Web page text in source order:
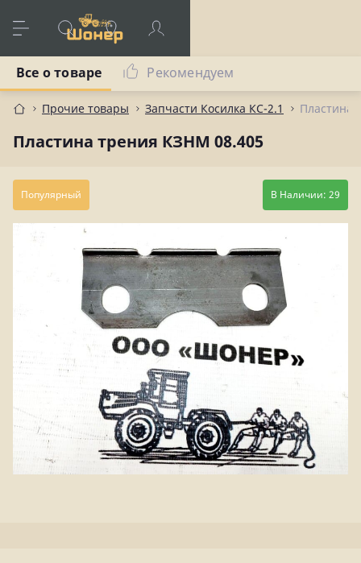
Прочие товары Запчасти Косилка КС-2.1 Пластина
Пластина трения КЗНМ 08.405
Все о товаре Рекомендуем
Популярный В Наличии: 29